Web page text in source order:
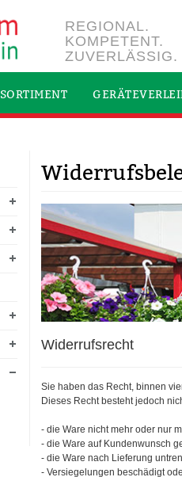
REGIONAL.
KOMPETENT.
ZUVERLÄSSIG.
SORTIMENT
Widerrufsrecht
Sie haben das Recht, binnen
Dieses Recht besteht jedoch
- die Ware nicht mehr oder nur
- die Ware auf Kundenwunsch
- die Ware nach Lieferung
- Versiegelungen beschädigt